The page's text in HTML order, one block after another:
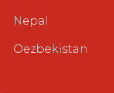
Nepal
Oezbekistan